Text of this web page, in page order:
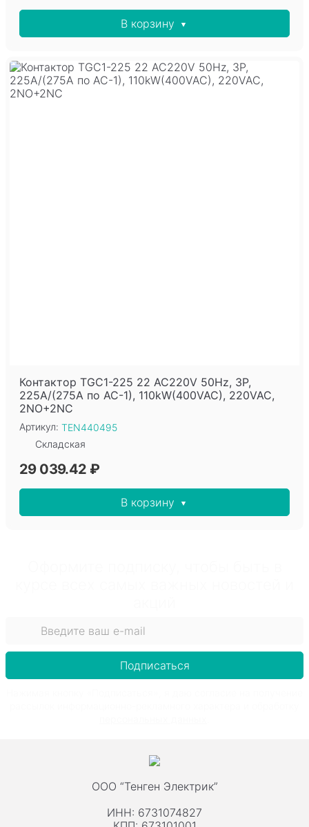
В корзину
Контактор TGC1-225 22 AC220V 50Hz, 3P,
225A/(275A по AC-1), 110kW(400VAC), 220VAC,
2NO+2NC
Артикул: TEN440495
Складская
29 039.42 ₽
В корзину
Подписаться
ООО “Тенген Электрик”
ИНН: 6731074827